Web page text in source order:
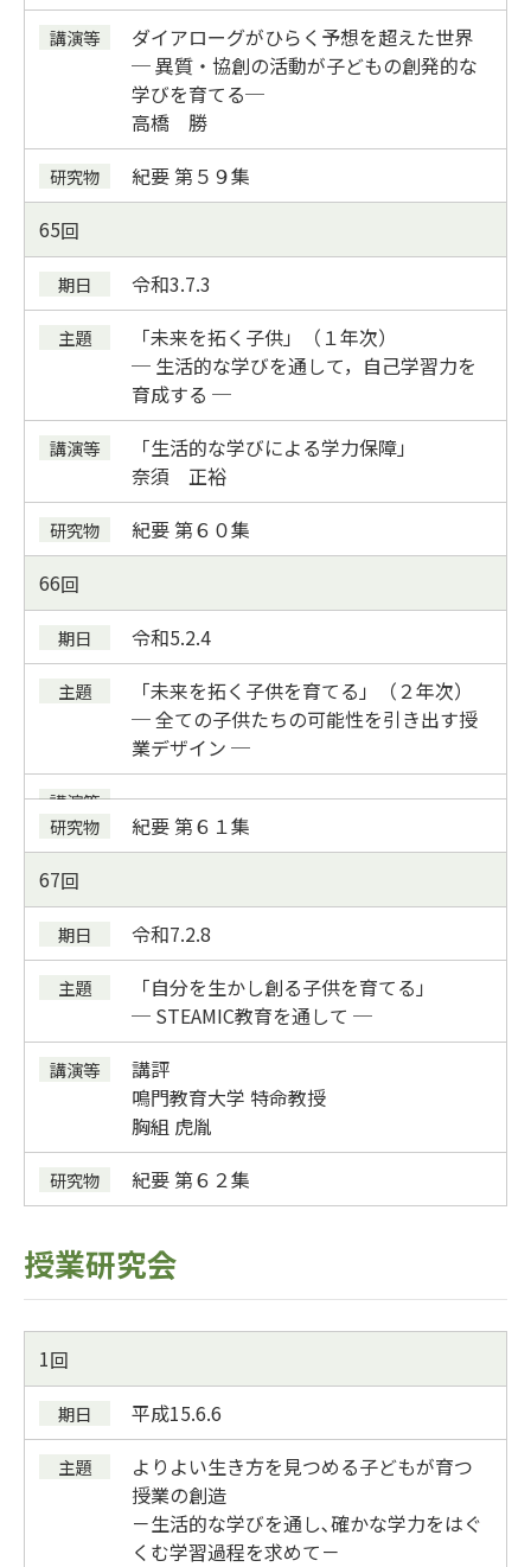
ダイアローグがひらく予想を超えた世界
─ 異質・協創の活動が子どもの創発的な
学びを育てる─
高橋 勝
紀要第５９集
65
令和3.7.3
「未来を拓く子供」（１年次）
─ 生活的な学びを通して，自己学習力を
育成する ─
「生活的な学びによる学力保障」
奈須 正裕
紀要第６０集
66
令和5.2.4
「未来を拓く子供を育てる」（２年次）
─ 全ての子供たちの可能性を引き出す授
業デザイン ─
紀要第６１集
67
令和7.2.8
「自分を生かし創る子供を育てる」
─ STEAMIC教育を通して ─
講評
鳴門教育大学 特命教授
胸組 虎胤
紀要第６２集
授業研究会
1
平成15.6.6
よりよい生き方を見つめる子どもが育つ
授業の創造
－生活的な学びを通し､確かな学力をはぐ
くむ学習過程を求めて－